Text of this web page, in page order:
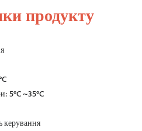
продукту
5°C ~35°C
керування